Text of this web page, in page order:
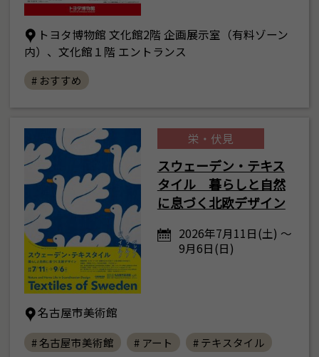
トヨタ博物館 文化館2階 企画展示室（有料ゾーン
内）、文化館１階 エントランス
# おすすめ
栄・伏見
スウェーデン・テキス
タイル 暮らしと自然
に息づく北欧デザイン
2026年7月11日(土) ～
9月6日(日)
名古屋市美術館
# 名古屋市美術館 # アート
# テキスタイル